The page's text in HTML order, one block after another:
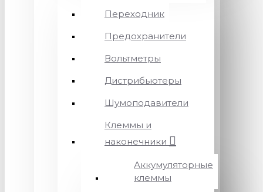
Переходник
Предохранители
Вольтметры
Дистрибьютеры
Шумоподавители
Клеммы и
наконечники
Аккумуляторные
клеммы